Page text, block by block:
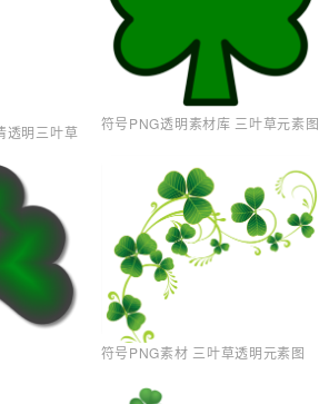
透明三叶草 符号PNG透明素材库 三叶草元素图
符号PNG素材 三叶草透明元素图